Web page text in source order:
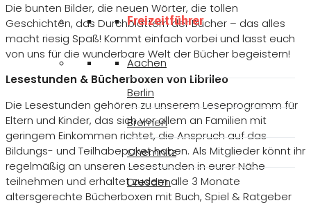
Freizeitführer
Aachen
Berlin
Bremen
Chemnitz
Dresden
Die bunten Bilder, die neuen Wörter, die tollen
Geschichten, das Durchblättern der Bücher – das alles
macht riesig Spaß! Kommt einfach vorbei und lasst euch
von uns für die wunderbare Welt der Bücher begeistern!
Lesestunden & Bücherboxen von Librileo
Die Lesestunden gehören zu unserem Leseprogramm für
Eltern und Kinder, das sich vor allem an Familien mit
geringem Einkommen richtet, die Anspruch auf das
Bildungs- und Teilhabepaket haben. Als Mitglieder könnt ihr
regelmäßig an unseren Lesestunden in eurer Nähe
teilnehmen und erhaltet zudem alle 3 Monate
altersgerechte Bücherboxen mit Buch, Spiel & Ratgeber